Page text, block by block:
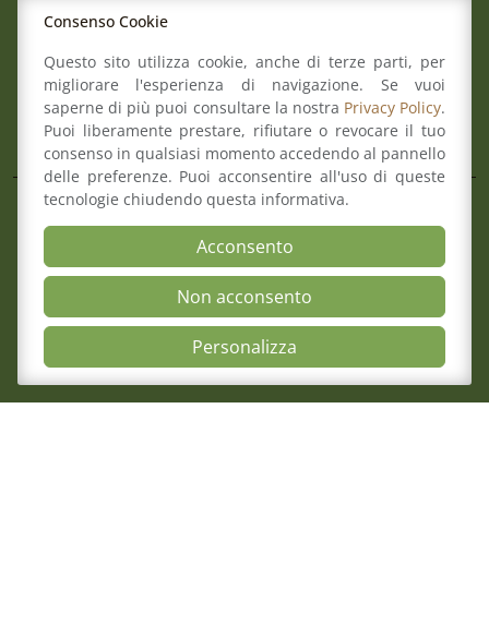
Open
4 Agosto 2026
Cimone 2027 59° Campionato
Magistrati
Verbali del Consiglio
Aree
Il Consiglio
Consultazione Albo
Formazione
Comitato pari opportunità
Mediazione
Organismo di composizione della crisi
Consenso Cookie
Questo sito utilizza cookie, anche di terze parti, per
migliorare l'esperienza di navigazione. Se vuoi
saperne di più puoi consultare la nostra Privacy Policy.
Puoi liberamente prestare, rifiutare o revocare il tuo
consenso in qualsiasi momento accedendo al pannello
delle preferenze. Puoi acconsentire all'uso di queste
tecnologie chiudendo questa informativa.
Acconsento
Non acconsento
Personalizza